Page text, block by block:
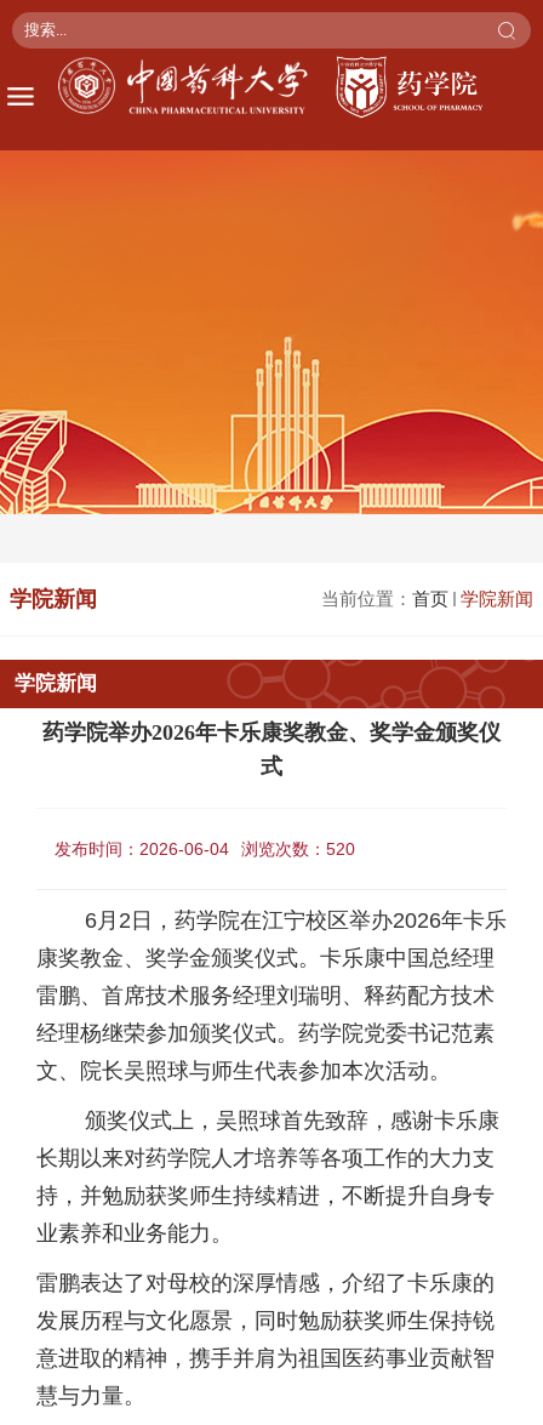
学院新闻
当前位置： 首页 学院新闻
学院新闻
药学院举办2026年卡乐康奖教金、奖学金颁奖仪
式
发布时间：2026-06-04 浏览次数： 520
6月2日，药学院在江宁校区举办2026年卡乐
康奖教金、奖学金颁奖仪式。卡乐康中国总经理
雷鹏、首席技术服务经理刘瑞明、释药配方技术
经理杨继荣参加颁奖仪式。药学院党委书记范素
文、院长吴照球与师生代表参加本次活动。
颁奖仪式上，吴照球首先致辞，感谢卡乐康
长期以来对药学院人才培养等各项工作的大力支
持，并勉励获奖师生持续精进，不断提升自身专
业素养和业务能力。
雷鹏表达了对母校的深厚情感，介绍了卡乐康的
发展历程与文化愿景，同时勉励获奖师生保持锐
意进取的精神，携手并肩为祖国医药事业贡献智
慧与力量。